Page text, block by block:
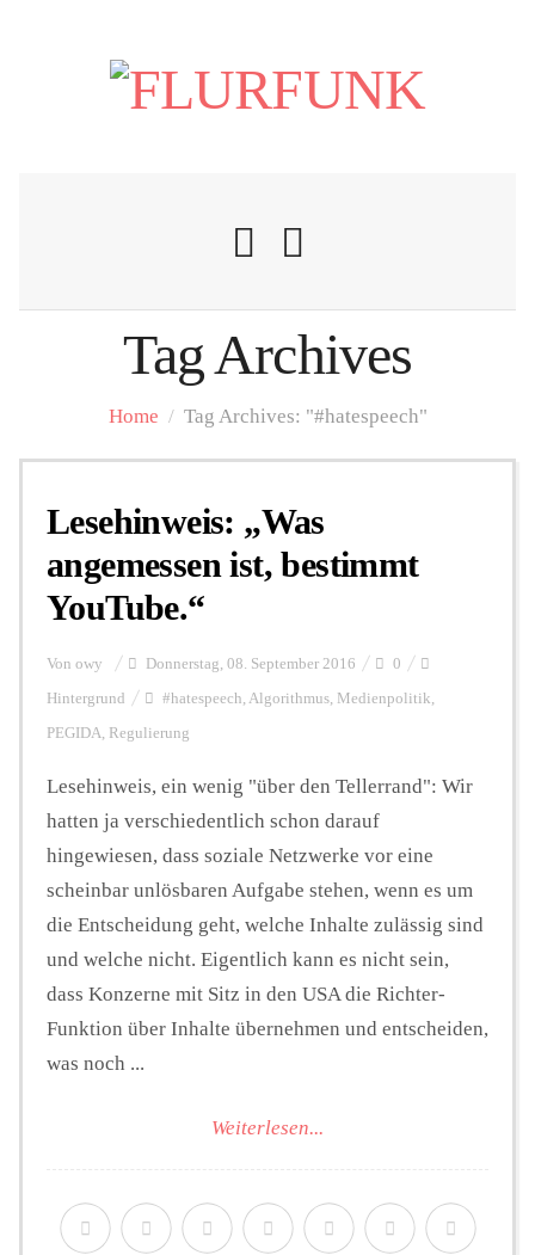
Nachrichten
Flurschelte
Personalien
Hintergrund
FUNKTURM-Beiträge
Podcast
Seminare
Unterstützen
Tag Archives
Home / Tag Archives: "#hatespeech"
Lesehinweis: „Was
angemessen ist, bestimmt
YouTube.“
Von owy Donnerstag, 08. September 2016 0
Hintergrund #hatespeech, Algorithmus, Medienpolitik,
PEGIDA, Regulierung
Lesehinweis, ein wenig "über den Tellerrand": Wir
hatten ja verschiedentlich schon darauf
hingewiesen, dass soziale Netzwerke vor eine
scheinbar unlösbaren Aufgabe stehen, wenn es um
die Entscheidung geht, welche Inhalte zulässig sind
und welche nicht. Eigentlich kann es nicht sein,
dass Konzerne mit Sitz in den USA die Richter-
Funktion über Inhalte übernehmen und entscheiden,
was noch ...
Weiterlesen...